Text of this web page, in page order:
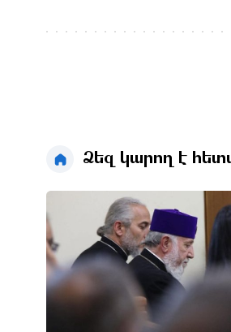
Ձեզ կարող է